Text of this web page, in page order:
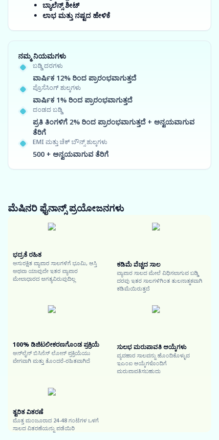
ಬ್ಯಾಲೆನ್ಸ್ ಶೀಟ್
ಲಾಭ ಮತ್ತು ನಷ್ಟದ ಹೇಳಿಕೆ
ನಮ್ಮ ನಿಯಮಗಳು
ಬಡ್ಡಿ ದರಗಳು
ವಾರ್ಷಿಕ 12% ರಿಂದ ಪ್ರಾರಂಭವಾಗುತ್ತದೆ
ಪ್ರೊಸೆಸಿಂಗ್ ಶುಲ್ಕಗಳು
ವಾರ್ಷಿಕ 1% ರಿಂದ ಪ್ರಾರಂಭವಾಗುತ್ತದೆ
ದಂಡದ ಬಡ್ಡಿ
ಪ್ರತಿ ತಿಂಗಳಿಗೆ 2% ರಿಂದ ಪ್ರಾರಂಭವಾಗುತ್ತದೆ + ಅನ್ವಯವಾಗುವ
ತೆರಿಗೆ
EMI ಮತ್ತು ಚೆಕ್ ಬೌನ್ಸ್ ಶುಲ್ಕಗಳು
500 + ಅನ್ವಯವಾಗುವ ತೆರಿಗೆ
ಮೆಷಿನರಿ ಫೈನಾನ್ಸ್ಪ್ರಯೋಜನಗಳು
ಭದ್ರತೆ ರಹಿತ
ಅಸುರಕ್ಷಿತ ವ್ಯಾಪಾರ ಸಾಲಗಳಿಗೆ ಭೂಮಿ, ಆಸ್ತಿ
ಅಥವಾ ಯಾವುದೇ ಇತರ ವ್ಯಾಪಾರ
ಮೇಲಾಧಾರದ ಅಗತ್ಯವಿರುವುದಿಲ್ಲ
ಕಡಿಮೆ ವೆಚ್ಚದ ಸಾಲ
ವ್ಯಾಪಾರ ಸಾಲದ ಮೇಲೆ ವಿಧಿಸಲಾಗುವ ಬಡ್ಡಿ
ದರವು ಇತರ ಸಾಲಗಳಿಗಿಂತ ತುಲನಾತ್ಮಕವಾಗಿ
ಕಡಿಮೆಯಿರುತ್ತದೆ
100% ಡಿಜಿಟಲೀಕರಣಗೊಂಡ ಪ್ರಕ್ರಿಯೆ
ಆನ್‌ಲೈನ್ ಬಿಸಿನೆಸ್ ಲೋನ್ ಪ್ರಕ್ರಿಯೆಯು
ವೇಗವಾಗಿ ಮತ್ತು ತೊಂದರೆ-ರಹಿತವಾಗಿದೆ
ಸುಲಭ ಮರುಪಾವತಿ ಆಯ್ಕೆಗಳು
ವ್ಯವಹಾರ ಸಾಲವನ್ನು ಹೊಂದಿಕೊಳ್ಳುವ
ಇಎಂಐ ಆಯ್ಕೆಗಳೊಂದಿಗೆ
ಮರುಪಾವತಿಸಬಹುದು
ತ್ವರಿತ ವಿತರಣೆ
ಮೊತ್ತ ಮಂಜೂರಾದ 24-48 ಗಂಟೆಗಳ ಒಳಗೆ
ಸಾಲದ ವಿತರಣೆಯನ್ನು ಪಡೆಯಿರಿ